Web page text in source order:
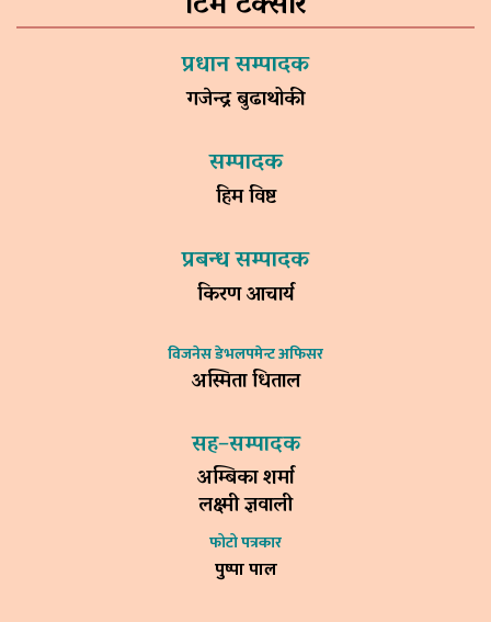
प्रधान सम्पादक
गजेन्द्र बुढाथोकी
सम्पादक
हिम विष्ट
प्रबन्ध सम्पादक
किरण आचार्य
विजनेस डेभलपमेन्ट अफिसर
अस्मिता धिताल
सह–सम्पादक
अम्बिका शर्मा
लक्ष्मी ज्ञवाली
फोटो पत्रकार
पुष्पा पाल